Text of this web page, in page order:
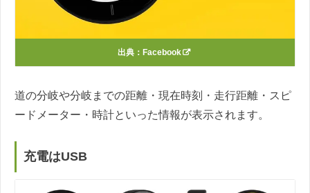
出典： Facebook
道の分岐や分岐までの距離・現在時刻・走行距離・スピ
ードメーター・時計といった情報が表示されます。
充電はUSB